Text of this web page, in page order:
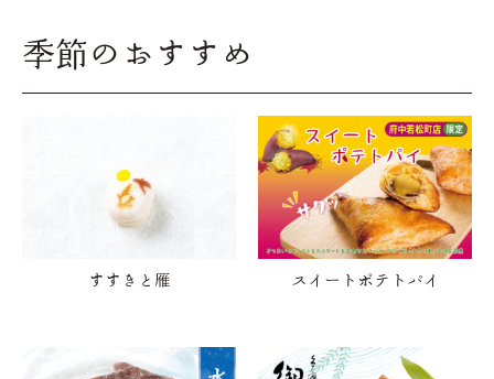
季節のおすすめ
すすきと雁 スイートポテトパイ